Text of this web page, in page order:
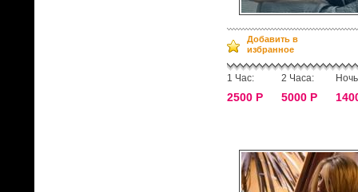
Добавить в
избранное
1 Час:
2500 Р
2 Часа:
5000 Р